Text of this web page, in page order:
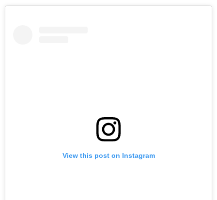
View this post on Instagram